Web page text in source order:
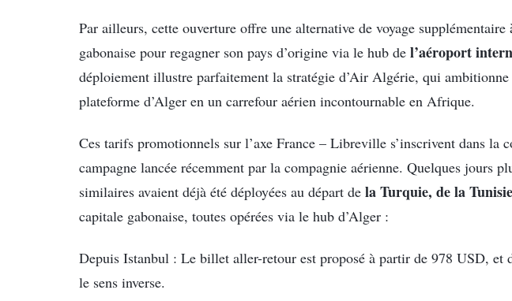
Par ailleurs, cette ouverture offre une alternative de voyage supplémentaire
gabonaise pour regagner son pays d’origine via le hub de l’aéroport
déploiement illustre parfaitement la stratégie d’Air Algérie, qui
plateforme d’Alger en un carrefour aérien incontournable en Afrique.
Ces tarifs promotionnels sur l’axe France – Libreville s’inscrivent dans la
campagne lancée récemment par la compagnie aérienne. Quelques jours
similaires avaient déjà été déployées au départ de la Turquie, de la
capitale gabonaise, toutes opérées via le hub d’Alger :
Depuis Istanbul : Le billet aller-retour est proposé à partir de 978 USD, et
le sens inverse.